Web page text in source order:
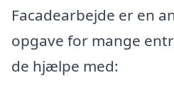
Facadearbejde er en
opgave for mange
de hjælpe med: